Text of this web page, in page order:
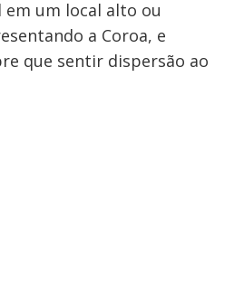
em um local alto ou
a Coroa, e
que sentir dispersão ao